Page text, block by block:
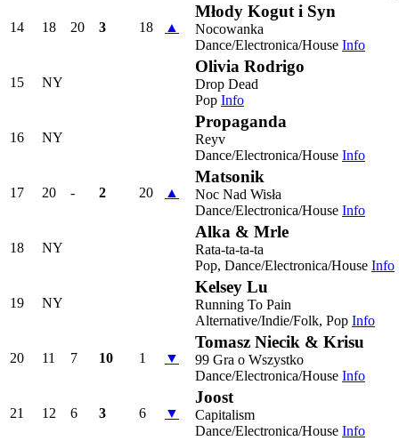
14 18 20 3 18 ▲
Młody Kogut i Syn
Nocowanka
Dance/Electronica/House Info
15 NY
Olivia Rodrigo
Drop Dead
Pop Info
16 NY
Propaganda
Reyv
Dance/Electronica/House Info
17 20 - 2 20 ▲
Matsonik
Noc Nad Wisła
Dance/Electronica/House Info
18 NY
Alka & Mrle
Rata-ta-ta-ta
Pop, Dance/Electronica/House Info
19 NY
Kelsey Lu
Running To Pain
Alternative/Indie/Folk, Pop Info
20 11 7 10 1 ▼
Tomasz Niecik & Krisu
99 Gra o Wszystko
Dance/Electronica/House Info
21 12 6 3 6 ▼
Joost
Capitalism
Dance/Electronica/House Info